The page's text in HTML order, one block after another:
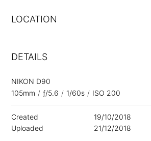
LOCATION
DETAILS
NIKON D90
105mm / ƒ/5.6 / 1/60s / ISO 200
Created
19/10/2018
Uploaded
21/12/2018